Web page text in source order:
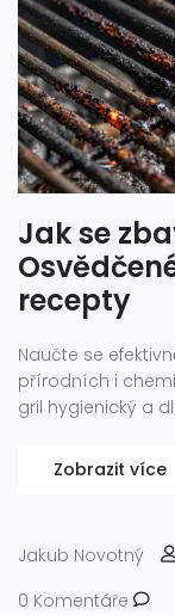
Jak se
recepty
Naučte se
přírodních i
gril hygienický a
Zobrazit více
Jakub Novotný
0 Komentáře